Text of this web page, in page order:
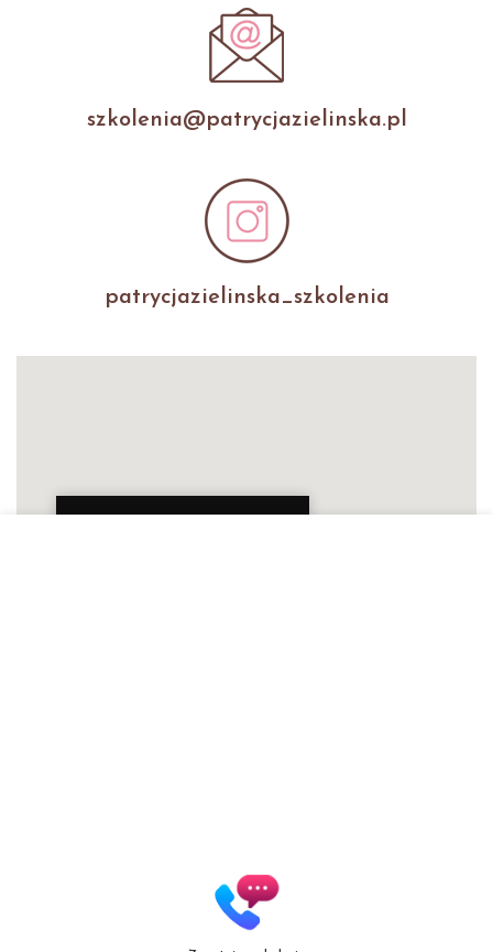
szkolenia@patrycjazielinska.pl
patrycjazielinska_szkolenia